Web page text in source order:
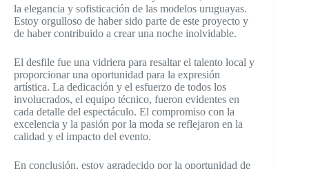
la elegancia y sofisticación de las modelos uruguayas.
Estoy orgulloso de haber sido parte de este proyecto y
de haber contribuido a crear una noche inolvidable.
El desfile fue una vidriera para resaltar el talento local y
proporcionar una oportunidad para la expresión
artística. La dedicación y el esfuerzo de todos los
involucrados, el equipo técnico, fueron evidentes en
cada detalle del espectáculo. El compromiso con la
excelencia y la pasión por la moda se reflejaron en la
calidad y el impacto del evento.
En conclusión, estoy agradecido por la oportunidad de